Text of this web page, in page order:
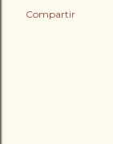
Compartir